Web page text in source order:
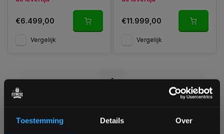
Toestemming Details Over
€6.499,00
Vergelijk
€11.999,00
Vergelijk
1